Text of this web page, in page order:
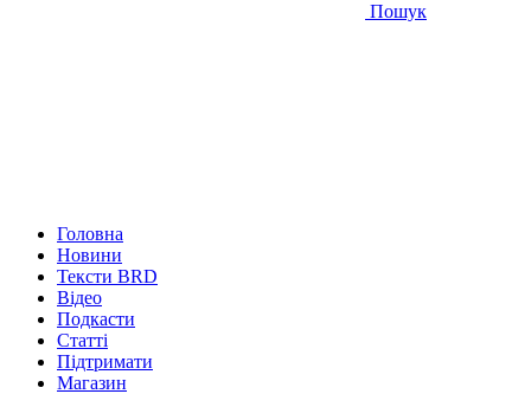
Пошук
Головна
Новини
Тексти BRD
Відео
Подкасти
Статті
Підтримати
Магазин